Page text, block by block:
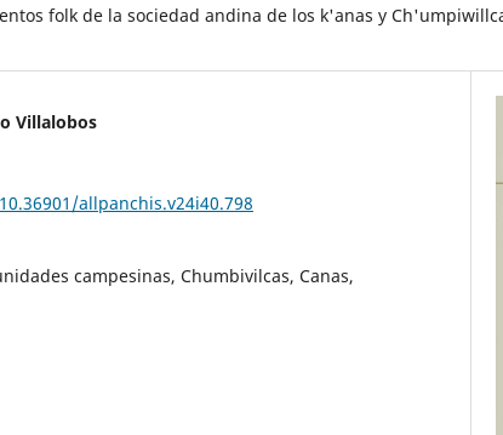
folk de la sociedad andina de los k'anas y
Villalobos
allpanchis.v24i40.798
campesinas, Chumbivilcas, Canas,